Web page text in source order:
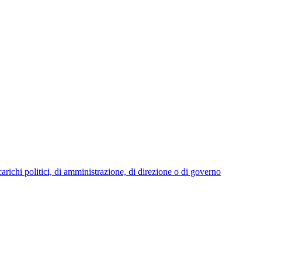
politici, di amministrazione, di direzione o di governo